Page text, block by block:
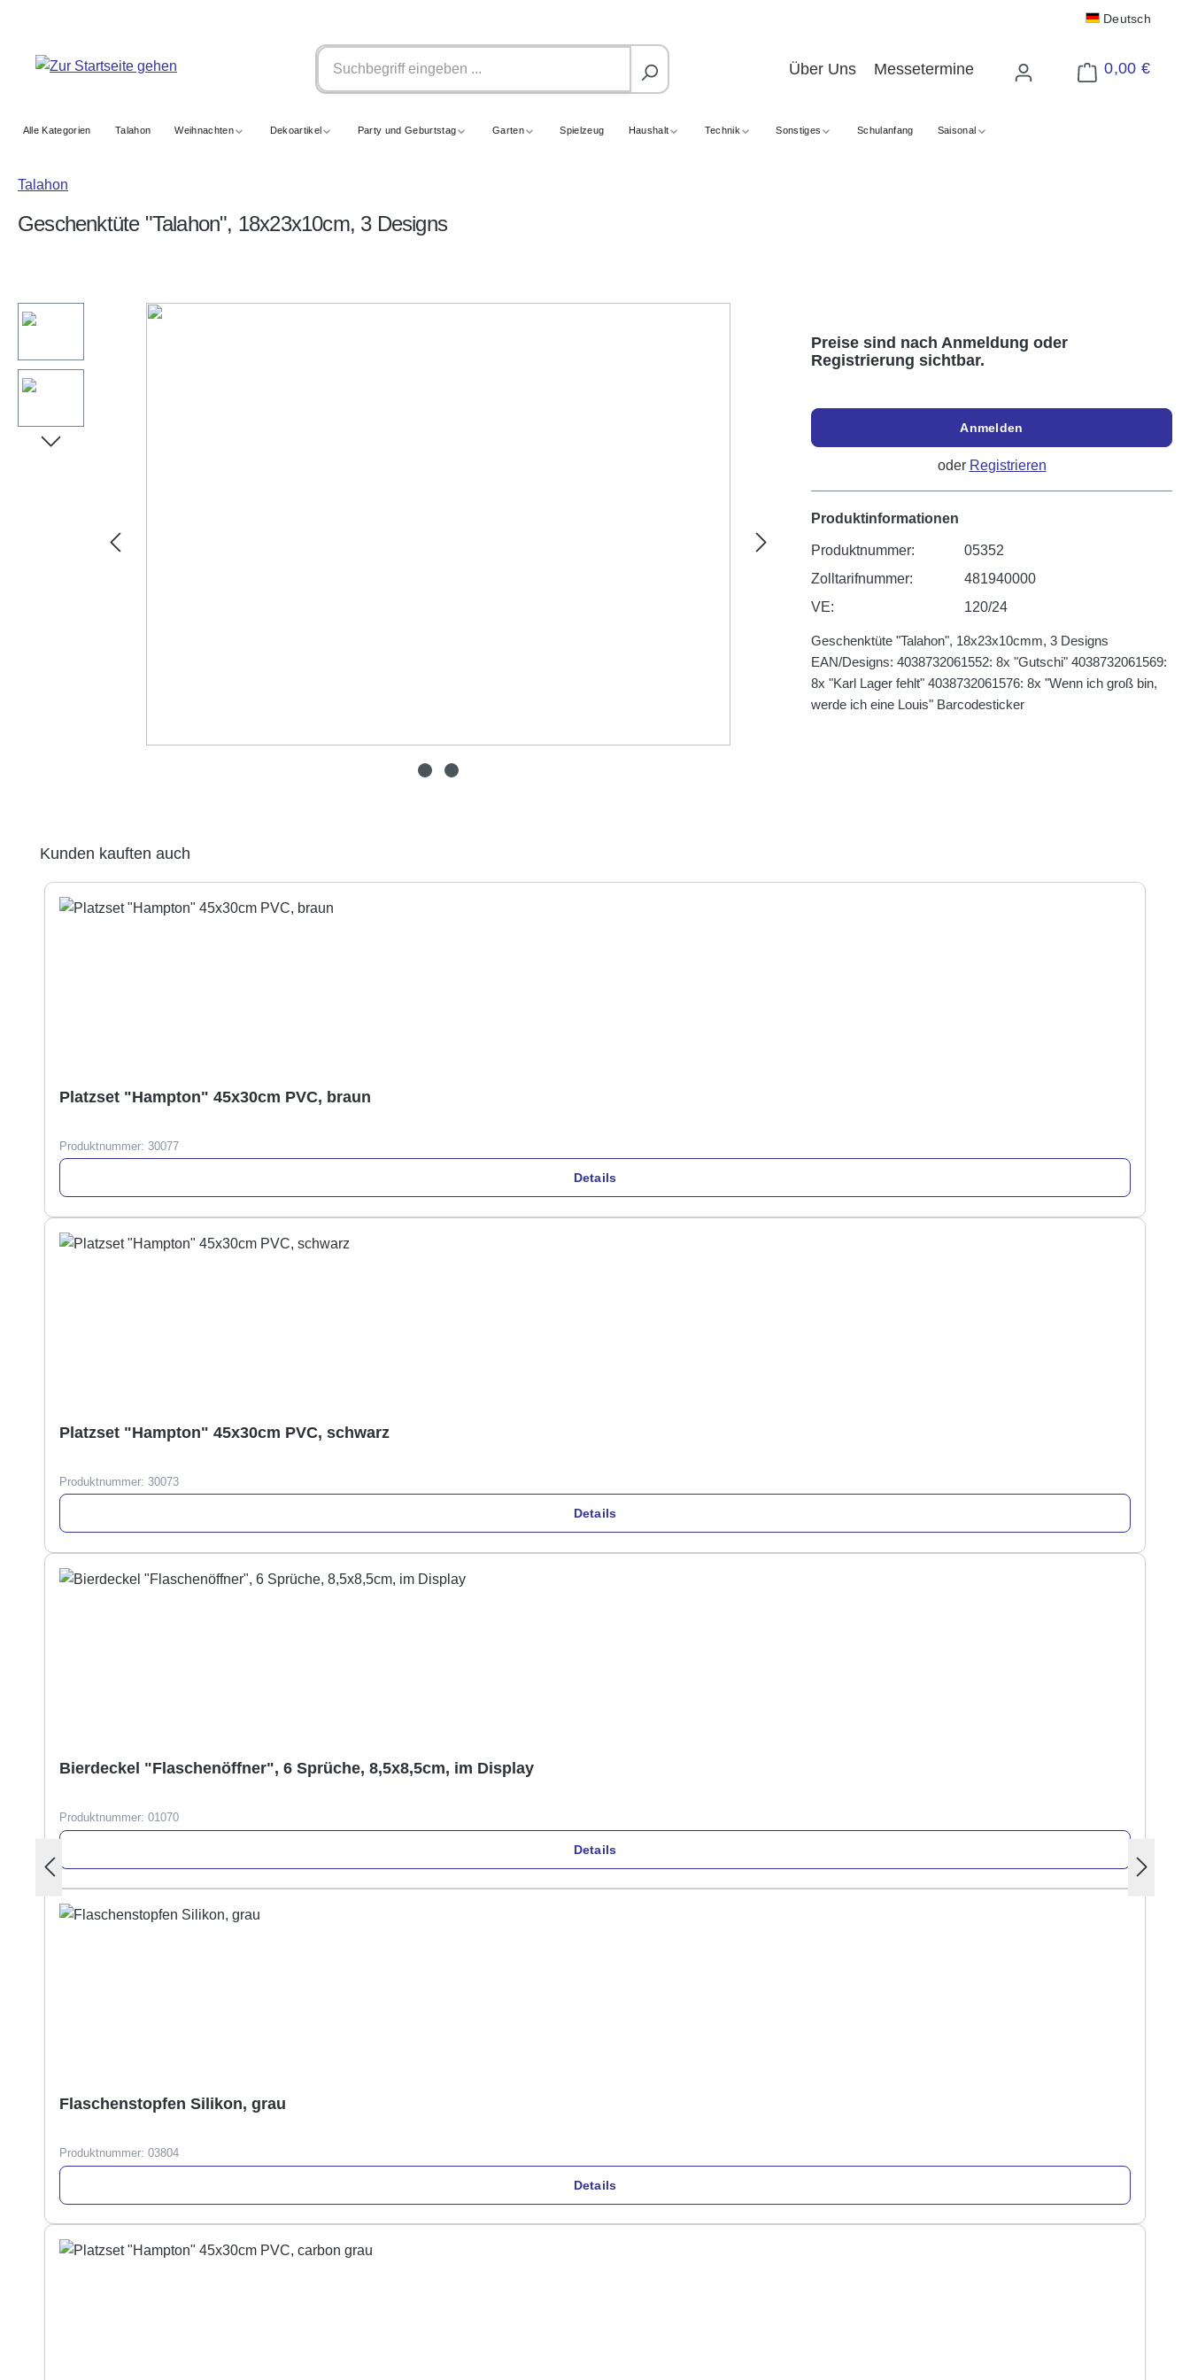
Deutsch
Über Uns Messetermine 0,00 €
Warenkorb enthält
Alle Kategorien Talahon Weihnachten Dekoartikel Party und Geburtstag Garten Spielzeug Haushalt Technik Sonstiges Schulanfang Saisonal
Talahon
Geschenktüte "Talahon", 18x23x10cm, 3 Designs
Bildergalerie überspringen
Preise sind nach Anmeldung oder
Registrierung sichtbar.
Anmelden
oder Registrieren
Produktinformationen
Produktnummer:
05352
Zolltarifnummer:
481940000
VE:
120/24
Geschenktüte "Talahon", 18x23x10cmm, 3 Designs
EAN/Designs: 4038732061552: 8x "Gutschi" 4038732061569:
8x "Karl Lager fehlt" 4038732061576: 8x "Wenn ich groß bin,
werde ich eine Louis" Barcodesticker
Produktgalerie überspringen
Kunden kauften auch
Platzset "Hampton" 45x30cm PVC, braun
Produktnummer: 30077
Details
Platzset "Hampton" 45x30cm PVC, schwarz
Produktnummer: 30073
Details
Bierdeckel "Flaschenöffner", 6 Sprüche, 8,5x8,5cm, im Display
Produktnummer: 01070
Details
Flaschenstopfen Silikon, grau
Produktnummer: 03804
Details